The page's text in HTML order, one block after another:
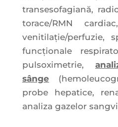
transesofagiană,
torace/RMN
venitilaţie/perfuzie,
funcţionale
pulsoximetrie,
sânge
probe hepatice,
analiza gazelor